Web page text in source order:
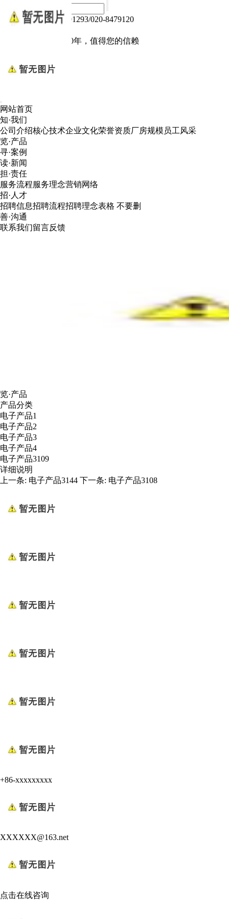
热线电话：020-84791293/020-8479120
电子产品我们做了10年，值得您的信赖
网站首页
知·我们
公司介绍核心技术企业文化荣誉资质厂房规模 员工风采
览·产品
寻·案例
读·新闻
担·责任
服务流程服务理念营销网络
招·人才
招聘信息招聘流程招聘理念表格 不要删
善·沟通
联系我们留言反馈
览·产品
产品分类
电子产品1
电子产品2
电子产品3
电子产品4
电子产品3109
详细说明
上一条: 电子产品3144 下一条: 电子产品3108
+86-xxxxxxxxx
XXXXXX@163.net
点击在线咨询